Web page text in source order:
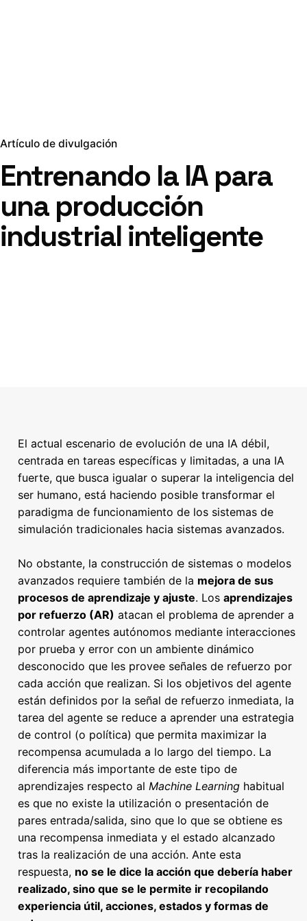
Artículo de divulgación
Entrenando la IA para
una producción
industrial inteligente
El actual escenario de evolución de una IA débil,
centrada en tareas específicas y limitadas, a una IA
fuerte, que busca igualar o superar la inteligencia del
ser humano, está haciendo posible transformar el
paradigma de funcionamiento de los sistemas de
simulación tradicionales hacia sistemas avanzados.
No obstante, la construcción de sistemas o modelos
avanzados requiere también de la mejora de sus
procesos de aprendizaje y ajuste. Los aprendizajes
por refuerzo (AR) atacan el problema de aprender a
controlar agentes autónomos mediante interacciones
por prueba y error con un ambiente dinámico
desconocido que les provee señales de refuerzo por
cada acción que realizan. Si los objetivos del agente
están definidos por la señal de refuerzo inmediata, la
tarea del agente se reduce a aprender una estrategia
de control (o política) que permita maximizar la
recompensa acumulada a lo largo del tiempo. La
diferencia más importante de este tipo de
aprendizajes respecto al Machine Learning habitual
es que no existe la utilización o presentación de
pares entrada/salida, sino que lo que se obtiene es
una recompensa inmediata y el estado alcanzado
tras la realización de una acción. Ante esta
respuesta, no se le dice la acción que debería haber
realizado, sino que se le permite ir recopilando
experiencia útil, acciones, estados y formas de